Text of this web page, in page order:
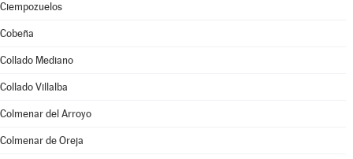
Ciempozuelos
Cobeña
Collado Mediano
Collado Villalba
Colmenar del Arroyo
Colmenar de Oreja